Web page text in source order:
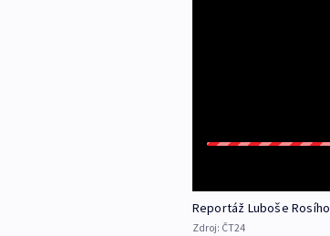
Reportáž Luboše Rosího
Zdroj: ČT24